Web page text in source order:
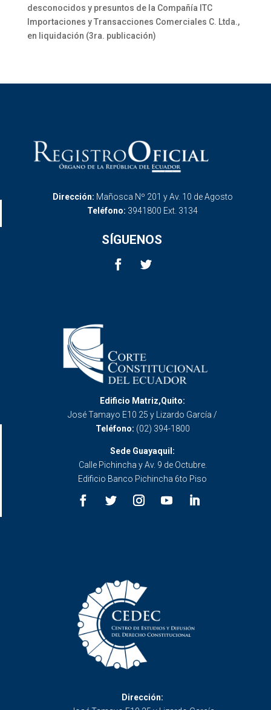
desconocidos y presuntos de la Compañía ITC
Importaciones y Transacciones Comerciales C. Ltda.,
en liquidación (3ra. publicación)
Dirección: Mañosca Nº 201 y Av. 10 de Agosto
Teléfono: 3941800 Ext. 3134
SÍGUENOS
Edificio Matriz,Quito:
José Tamayo E10 25 y Lizardo García /
Teléfono: (02) 394-1800
Sede Guayaquil:
Calle Pichincha y Av. 9 de Octubre.
Edificio Banco Pichincha 6to Piso
Dirección: